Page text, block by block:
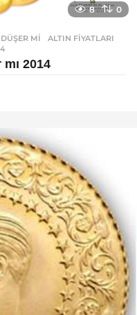
8 0
MI ,ALTIN FIYATLARI
2014